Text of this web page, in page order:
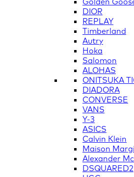
DIOR
REPLAY
Timberland
Autry
Hoka
Salomon
ALOHAS
ONITSUKA
DIADORA
CONVERSE
VANS
Y-3
ASICS
Calvin Klein
Maison
Alexander
DSQUARED2